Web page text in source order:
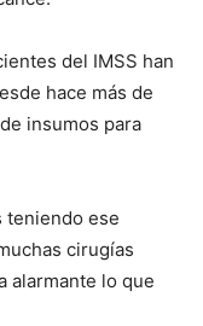
del IMSS han
hace más de
insumos para
teniendo ese
cirugías
alarmante lo que